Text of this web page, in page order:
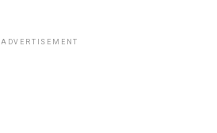
ADVERTISEMENT